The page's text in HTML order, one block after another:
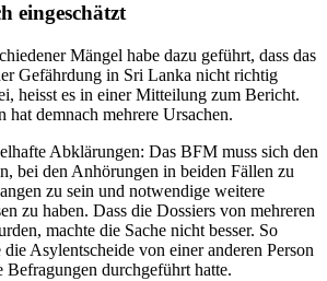
eingeschätzt
Mängel habe dazu geführt, dass das
Gefährdung in Sri Lanka nicht richtig
heisst es in einer Mitteilung zum Bericht.
hat demnach mehrere Ursachen.
Abklärungen: Das BFM muss sich den
bei den Anhörungen in beiden Fällen zu
zu sein und notwendige weitere
zu haben. Dass die Dossiers von mehreren
machte die Sache nicht besser. So
Asylentscheide von einer anderen Person
Befragungen durchgeführt hatte.